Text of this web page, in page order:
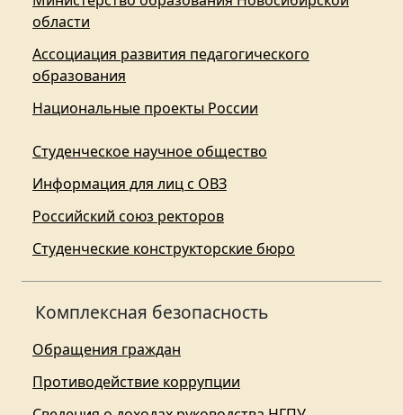
области
Ассоциация развития педагогического
образования
Национальные проекты России
Студенческое научное общество
Информация для лиц с ОВЗ
Российский союз ректоров
Студенческие конструкторские бюро
Комплексная безопасность
Обращения граждан
Противодействие коррупции